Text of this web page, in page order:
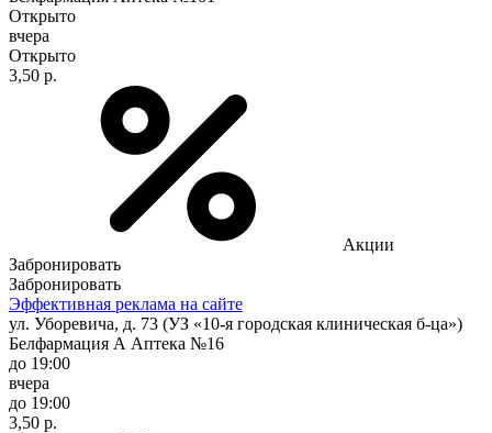
Открыто
вчера
Открыто
3,50 р.
Акции
Забронировать
Забронировать
Эффективная реклама на сайте
ул. Уборевича, д. 73 (УЗ «10-я городская клиническая б-ца»)
Белфармация А Аптека №16
до 19:00
вчера
до 19:00
3,50 р.